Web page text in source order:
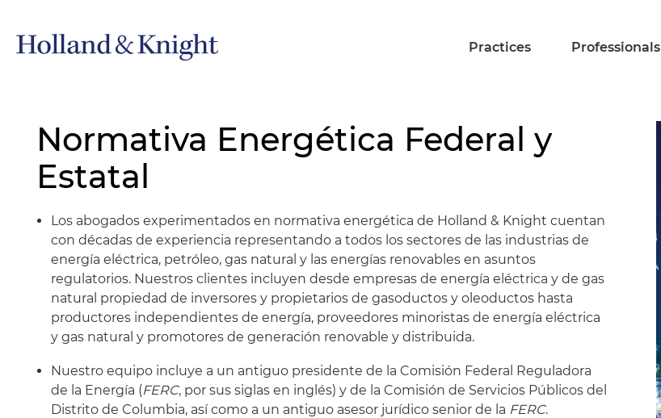
Practices Professionals
Normativa Energética Federal y
Estatal
Los abogados experimentados en normativa energética de Holland & Knight cuentan
con décadas de experiencia representando a todos los sectores de las industrias de
energía eléctrica, petróleo, gas natural y las energías renovables en asuntos
regulatorios. Nuestros clientes incluyen desde empresas de energía eléctrica y de gas
natural propiedad de inversores y propietarios de gasoductos y oleoductos hasta
productores independientes de energía, proveedores minoristas de energía eléctrica
y gas natural y promotores de generación renovable y distribuida.
Nuestro equipo incluye a un antiguo presidente de la Comisión Federal Reguladora
de la Energía (FERC, por sus siglas en inglés) y de la Comisión de Servicios Públicos del
Distrito de Columbia, así como a un antiguo asesor jurídico senior de la FERC.